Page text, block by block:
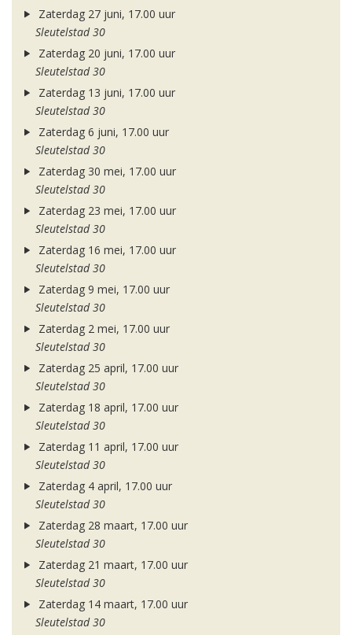
Zaterdag 27 juni, 17.00 uur
Sleutelstad 30
Zaterdag 20 juni, 17.00 uur
Sleutelstad 30
Zaterdag 13 juni, 17.00 uur
Sleutelstad 30
Zaterdag 6 juni, 17.00 uur
Sleutelstad 30
Zaterdag 30 mei, 17.00 uur
Sleutelstad 30
Zaterdag 23 mei, 17.00 uur
Sleutelstad 30
Zaterdag 16 mei, 17.00 uur
Sleutelstad 30
Zaterdag 9 mei, 17.00 uur
Sleutelstad 30
Zaterdag 2 mei, 17.00 uur
Sleutelstad 30
Zaterdag 25 april, 17.00 uur
Sleutelstad 30
Zaterdag 18 april, 17.00 uur
Sleutelstad 30
Zaterdag 11 april, 17.00 uur
Sleutelstad 30
Zaterdag 4 april, 17.00 uur
Sleutelstad 30
Zaterdag 28 maart, 17.00 uur
Sleutelstad 30
Zaterdag 21 maart, 17.00 uur
Sleutelstad 30
Zaterdag 14 maart, 17.00 uur
Sleutelstad 30